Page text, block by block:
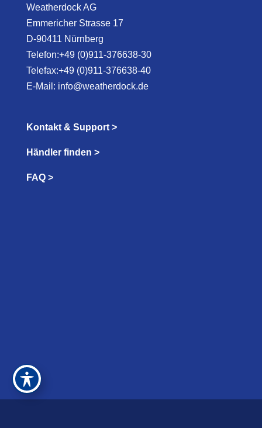
Weatherdock AG
Emmericher Strasse 17
D-90411 Nürnberg
Telefon:+49 (0)911-376638-30
Telefax:+49 (0)911-376638-40
E-Mail: info@weatherdock.de
Kontakt & Support >
Händler finden >
FAQ >